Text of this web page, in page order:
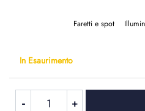
Faretti e spot
In Esaurimento